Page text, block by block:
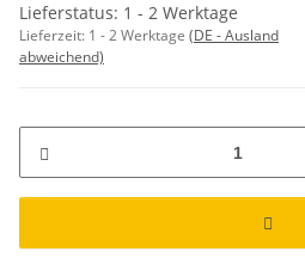
Lieferstatus: 1 - 2 Werktage
Lieferzeit: 1 - 2 Werktage (DE - Ausland
abweichend)